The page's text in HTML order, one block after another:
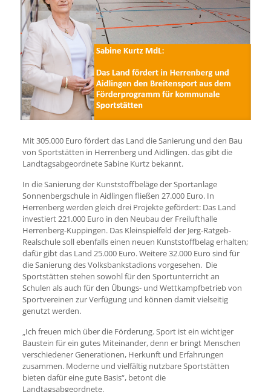
Mit 305.000 Euro fördert das Land die Sanierung und den Bau
von Sportstätten in Herrenberg und Aidlingen. das gibt die
Landtagsabgeordnete Sabine Kurtz bekannt.
In die Sanierung der Kunststoffbeläge der Sportanlage
Sonnenbergschule in Aidlingen fließen 27.000 Euro. In
Herrenberg werden gleich drei Projekte gefördert: Das Land
investiert 221.000 Euro in den Neubau der Freilufthalle
Herrenberg-Kuppingen. Das Kleinspielfeld der Jerg-Ratgeb-
Realschule soll ebenfalls einen neuen Kunststoffbelag erhalten;
dafür gibt das Land 25.000 Euro. Weitere 32.000 Euro sind für
die Sanierung des Volksbankstadions vorgesehen. Die
Sportstätten stehen sowohl für den Sportunterricht an
Schulen als auch für den Übungs- und Wettkampfbetrieb von
Sportvereinen zur Verfügung und können damit vielseitig
genutzt werden.
„Ich freuen mich über die Förderung. Sport ist ein wichtiger
Baustein für ein gutes Miteinander, denn er bringt Menschen
verschiedener Generationen, Herkunft und Erfahrungen
zusammen. Moderne und vielfältig nutzbare Sportstätten
bieten dafür eine gute Basis“, betont die
Landtagsabgeordnete.